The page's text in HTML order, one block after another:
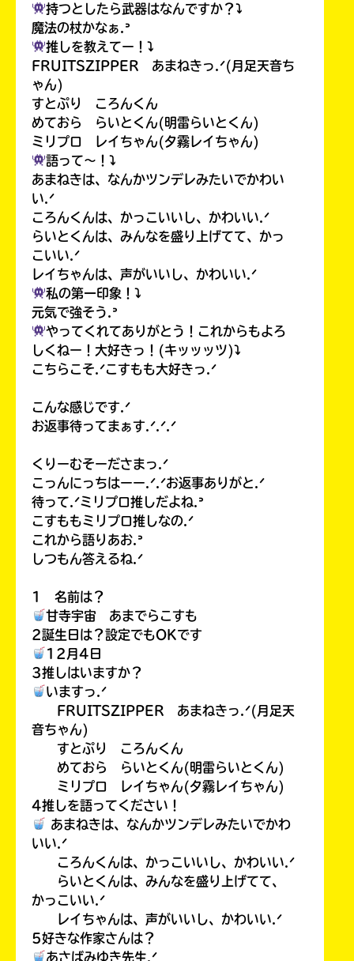
持つとしたら武器はなんですか？⤵︎
魔法の杖かなぁ.ᐣ
推しを教えてー！⤵︎
FRUITSZIPPER あまねきっ.ᐟ(月足天音ち
ゃん)
すとぷり ころんくん
めておら らいとくん(明雷らいとくん)
ミリプロ レイちゃん(夕霧レイちゃん)
語って〜！⤵︎
あまねきは、なんかツンデレみたいでかわい
い.ᐟ
ころんくんは、かっこいいし、かわいい.ᐟ
らいとくんは、みんなを盛り上げてて、かっ
こいい.ᐟ
レイちゃんは、声がいいし、かわいい.ᐟ
私の第一印象！⤵︎
元気で強そう.ᐣ
やってくれてありがとう！これからもよろ
しくねー！大好きっ！(キッッッツ)⤵︎
こちらこそ.ᐟこすもも大好きっ.ᐟ
こんな感じです.ᐟ
お返事待ってまぁす.ᐟ.ᐟ.ᐟ
くりーむそーださまっ.ᐟ
こっんにっちはーー.ᐟ.ᐟお返事ありがと.ᐟ
待って.ᐟミリプロ推しだよね.ᐣ
こすももミリプロ推しなの.ᐟ
これから語りあお.ᐣ
しつもん答えるね.ᐟ
1 名前は？
甘寺宇宙 あまでらこすも
2誕生日は？設定でもOKです
12月4日
3推しはいますか？
いますっ.ᐟ
FRUITSZIPPER あまねきっ.ᐟ(月足天
音ちゃん)
すとぷり ころんくん
めておら らいとくん(明雷らいとくん)
ミリプロ レイちゃん(夕霧レイちゃん)
4推しを語ってください！
あまねきは、なんかツンデレみたいでかわ
いい.ᐟ
ころんくんは、かっこいいし、かわいい.ᐟ
らいとくんは、みんなを盛り上げてて、
かっこいい.ᐟ
レイちゃんは、声がいいし、かわいい.ᐟ
5好きな作家さんは？
あさばみゆき先生.ᐟ